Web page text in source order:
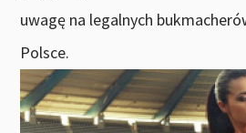
uwagę na legalnych
Polsce.